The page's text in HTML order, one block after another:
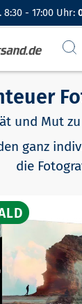
8:30 - 17:00 Uhr:
und Mut
ganz
die